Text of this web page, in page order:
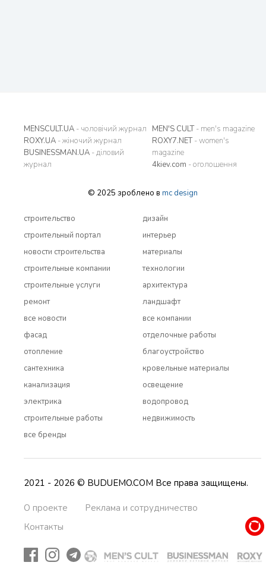
MENSCULT.UA - чоловічий журнал
ROXY.UA - жіночий журнал
BUSINESSMAN.UA - діловий
журнал
MEN'S CULT- men's magazine
ROXY7.NET- women's
magazine
4kiev.com - оголошення
© 2025 зроблено в mc design
строительство
строительный портал
новости строительства
строительные компании
строительные услуги
ремонт
все новости
дизайн
интерьер
материалы
технологии
архитектура
ландшафт
все компании
фасад
отопление
сантехника
канализация
электрика
строительные работы
все бренды
отделочные работы
благоустройство
кровельные материалы
освещение
водопровод
недвижимость
2021 - 2026 © BUDUEMO.COM Все права защищены.
О проекте
Реклама и сотрудничество
Контакты